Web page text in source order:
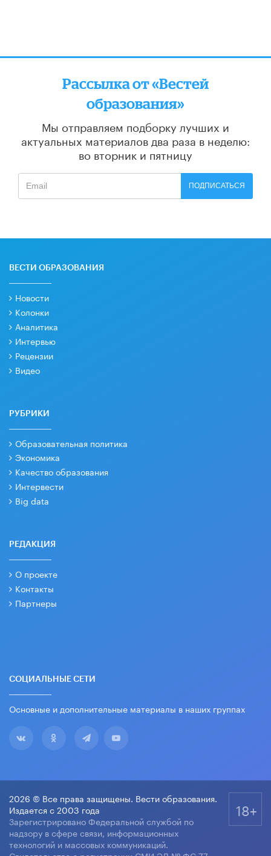
Рассылка от «Вестей
образования»
Мы отправляем подборку лучших и
актуальных материалов два раза в неделю:
во вторник и пятницу
ПОДПИСАТЬСЯ
ВЕСТИ ОБРАЗОВАНИЯ
Новости
Колонки
Аналитика
Интервью
Рецензии
Видео
РУБРИКИ
Образовательная политика
Экономика
Качество образования
Интервести
Big data
РЕДАКЦИЯ
О проекте
Контакты
Партнеры
СОЦИАЛЬНЫЕ СЕТИ
Основные и дополнительные материалы в наших группах
2026 © Все права защищены. Вести образования.
Издается с 2003 года
Зарегистрировано Федеральной службой по
надзору в сфере связи, информационных
технологий и массовых коммуникаций.
18+